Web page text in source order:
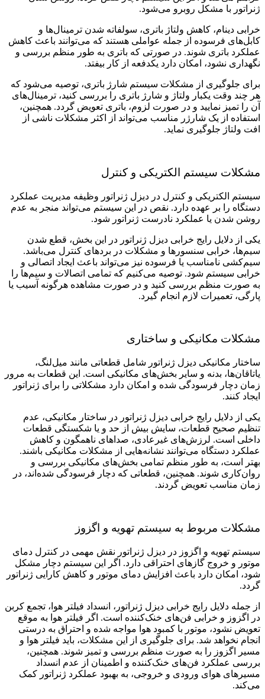
ژنراتور با مشکل روبرو می‌شود.
خرابی دینام، کاهش ولتاژ باتری، سولفاته شدن ترمینال‌ها و
کابل‌های فرسوده از جمله عواملی هستند که می‌توانند باعث کاهش
عملکرد باتری شوند. در صورتی که باتری به طور منظم بررسی و
نگهداری نشود، امکان دارد یکدفعه از کار بیفتد.
برای جلوگیری از مشکلات سیستم شارژ باتری، توصیه می‌شود که
هر چند وقت یکبار ولتاژ و شارژ باتری را بررسی کنید، ترمینال‌های
آن را تمیز نمایید و در صورت لزوم، باتری تعویض گردد. همچنین،
استفاده از یک شارژر مناسب می‌تواند از اکثر مشکلات ناشی از
افت ولتاژ جلوگیری نماید.
مشکلات سیستم الکتریکی و کنترل
سیستم الکتریکی و کنترل در دیزل ژنراتور وظیفه مدیریت عملکرد
دستگاه را بر عهده دارد. نقص در این سیستم می‌تواند منجر به عدم
روشن شدن یا عملکرد نادرست ژنراتور شود.
یکی از دلایل رایج خرابی دیزل ژنراتور در این بخش، قطع شدن
سیم‌ها، خرابی سنسورها و مشکلات در بردهای کنترل می‌باشد.
سیم‌کشی نامناسب یا فرسوده نیز می‌تواند باعث ایجاد اتصالی و
خرابی سیستم شود. توصیه می‌کنیم که تمامی اتصالات و سیم‌ها را
به صورت منظم بررسی کنید و در صورت مشاهده هرگونه آسیب یا
پارگی، تعمیرات لازم انجام گیرد.
مشکلات مکانیکی و ساختاری
ساختار مکانیکی دیزل ژنراتور شامل قطعاتی مانند میل‌لنگ،
یاتاقان‌ها، بدنه و سایر بخش‌های مکانیکی است. این قطعات به مرور
زمان دچار فرسودگی شده و امکان دارد مشکلاتی را برای ژنراتور
ایجاد کنند.
یکی از دلایل رایج خرابی دیزل ژنراتور در ساختار مکانیکی، عدم
تنظیم صحیح قطعات، سایش بیش از حد و یا شکستگی قطعات
داخلی است. لرزش‌های غیرعادی، صداهای ناهمگون و کاهش
عملکرد دستگاه می‌توانند نشانه‌هایی از مشکلات مکانیکی باشند.
بهتر است، به طور منظم تمامی بخش‌های مکانیکی بررسی و
روان‌کاری شوند. همچنین، قطعاتی که دچار فرسودگی شده‌اند، در
زمان مناسب تعویض گردند.
مشکلات مربوط به سیستم تهویه و اگزوز
سیستم تهویه و اگزوز در دیزل ژنراتور نقش مهمی در کنترل دمای
موتور و خروج گازهای احتراقی دارد. اگر این سیستم دچار مشکل
شود، امکان دارد باعث افزایش دمای موتور و کاهش کارایی ژنراتور
گردد.
از جمله دلایل رایج خرابی دیزل ژنراتور، انسداد فیلتر هوا، تجمع کربن
در اگزوز و خرابی فن‌های خنک‌کننده است. اگر فیلتر هوا به موقع
تعویض نشود، موتور با کمبود هوا مواجه شده و احتراق به درستی
انجام نخواهد شد. برای جلوگیری از این مشکلات، باید فیلتر هوا و
مسیر اگزوز را به صورت منظم بررسی و تمیز شوند. همچنین،
بررسی عملکرد فن‌های خنک‌کننده و اطمینان از عدم انسداد
مسیرهای هوای ورودی و خروجی، به بهبود عملکرد ژنراتور کمک
می‌کند.